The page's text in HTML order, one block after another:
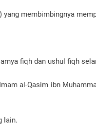
membimbingnya
fiqh dan ushul fiqh
al-Qasim ibn
lain.